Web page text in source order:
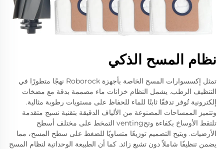
نظام المسح الذكي
تمثل إكسسوارات المسح الخاصة بأجهزة Roborock نهجًا متطورًا في
التنظيف الرطب. يشمل النظام خزانات ماء مصممة بدقة مع مضخات
إلكترونية تُوفر تدفقًا ثابتًا للماء للحفاظ على مستويات رطوبة مثالية.
وتتميز الممساحات المصنوعة من الألياف الدقيقة بتقنية نسيج متقدمة
تلتقط الأوساخ بكفاءة وتحventing التمخط على مختلف أسطح
الأرضيات. ويتيح التصميم توزيعًا متساويًا للضغط على سطح المسح، مما
يضمن تنظيفًا شاملاً دون تشبع زائد. كما أن الطبيعة الوحداتية لنظام المسح